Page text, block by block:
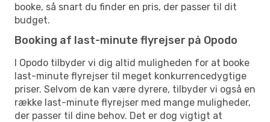
booke, så snart du finder en pris, der passer til dit
budget.
Booking af last-minute flyrejser på Opodo
I Opodo tilbyder vi dig altid muligheden for at booke
last-minute flyrejser til meget konkurrencedygtige
priser. Selvom de kan være dyrere, tilbyder vi også en
række last-minute flyrejser med mange muligheder,
der passer til dine behov. Det er dog vigtigt at